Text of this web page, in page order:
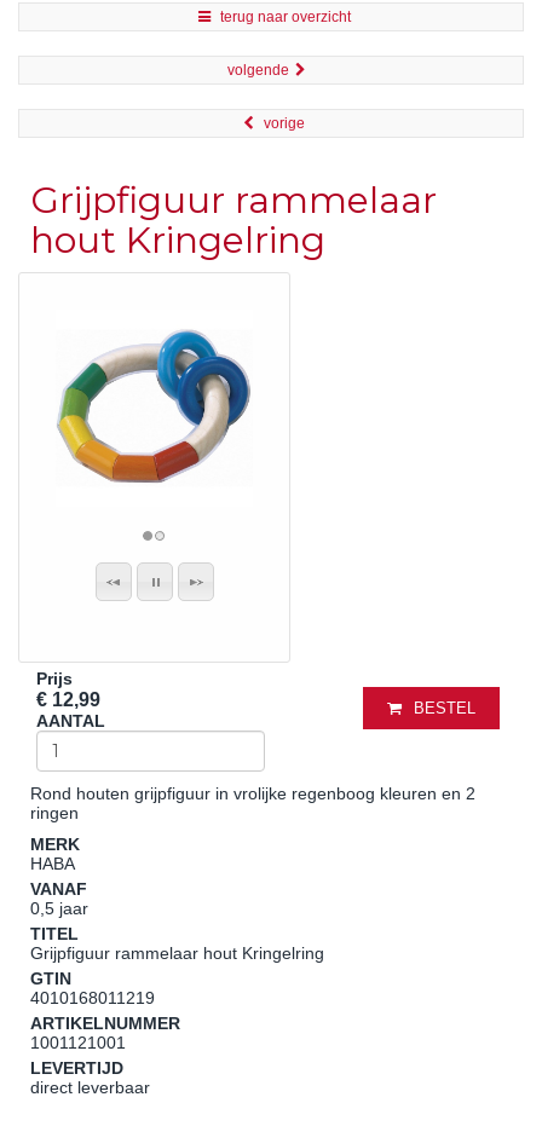
terug naar overzicht
volgende
vorige
Grijpfiguur rammelaar
hout Kringelring
Prijs
€ 12,99
AANTAL
BESTEL
Rond houten grijpfiguur in vrolijke regenboog kleuren en 2
ringen
MERK
HABA
VANAF
0,5 jaar
TITEL
Grijpfiguur rammelaar hout Kringelring
GTIN
4010168011219
ARTIKELNUMMER
1001121001
LEVERTIJD
direct leverbaar